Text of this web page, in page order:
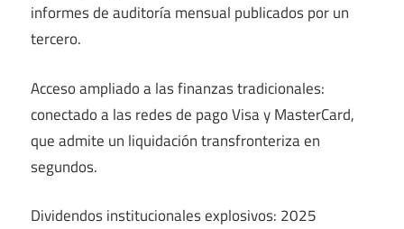
informes de auditoría mensual publicados por un
tercero.
Acceso ampliado a las finanzas tradicionales:
conectado a las redes de pago Visa y MasterCard,
que admite un liquidación transfronteriza en
segundos.
Dividendos institucionales explosivos: 2025